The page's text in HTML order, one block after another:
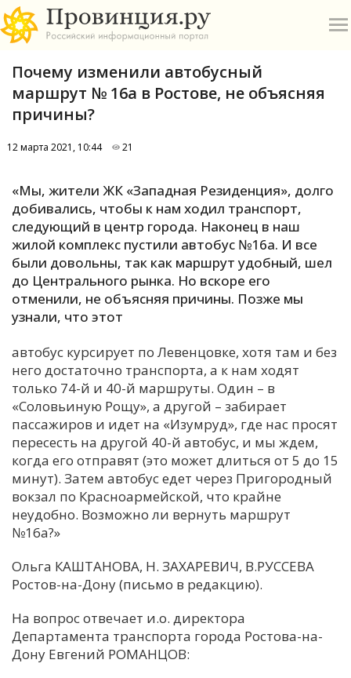
А
Б
В
Е
И
К
Н
П
С
Т
Х
Почему изменили автобусный
маршрут № 16а в Ростове, не объясняя
причины?
12 марта 2021, 10:44 21
«Мы, жители ЖК «Западная Резиденция», долго
добивались, чтобы к нам ходил транспорт,
следующий в центр города. Наконец в наш
жилой комплекс пустили автобус №16а. И все
были довольны, так как маршрут удобный, шел
до Центрального рынка. Но вскоре его
отменили, не объясняя причины. Позже мы
узнали, что этот
автобус курсирует по Левенцовке, хотя там и без
него достаточно транспорта, а к нам ходят
только 74-й и 40-й маршруты. Один – в
«Соловьиную Рощу», а другой – забирает
пассажиров и идет на «Изумруд», где нас просят
пересесть на другой 40-й автобус, и мы ждем,
когда его отправят (это может длиться от 5 до 15
минут). Затем автобус едет через Пригородный
вокзал по Красноармейской, что крайне
неудобно. Возможно ли вернуть маршрут
№16а?»
Ольга КАШТАНОВА, Н. ЗАХАРЕВИЧ, В.РУССЕВА
Ростов-на-Дону (письмо в редакцию).
На вопрос отвечает и.о. директора
Департамента транспорта города Ростова-на-
Дону Евгений РОМАНЦОВ: